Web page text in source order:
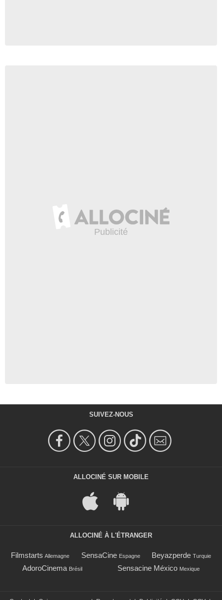
SUIVEZ-NOUS
ALLOCINÉ SUR MOBILE
ALLOCINÉ À L'ÉTRANGER
Filmstarts Allemagne SensaCine Espagne Beyazperde Turquie
AdoroCinema Brésil Sensacine México Mexique